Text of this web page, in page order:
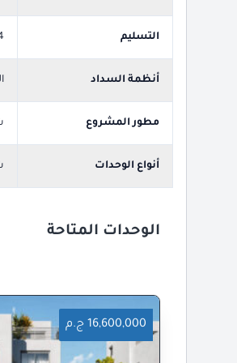
التسليم 4
أنظمة السداد
مطور المشروع
أنواع الوحدات
الوحدات المتاحة
16,600,000 ج.م